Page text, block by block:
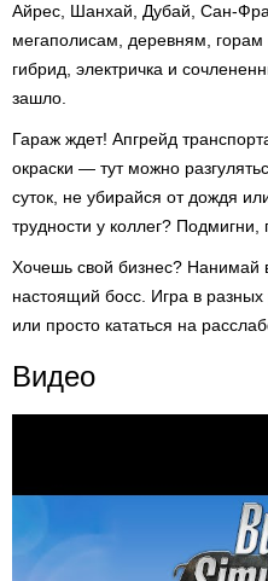
Айрес, Шанхай, Дубай, Сан-
мегаполисам, деревням, горам
гибрид, электричка и
зашло.
Гараж ждет! Апгрейд
окраски — тут можно
суток, не убирайся от дождя
трудности у коллег? Подмигни,
Хочешь свой бизнес? Нанимай
настоящий босс. Игра в
или просто кататься на
Видео